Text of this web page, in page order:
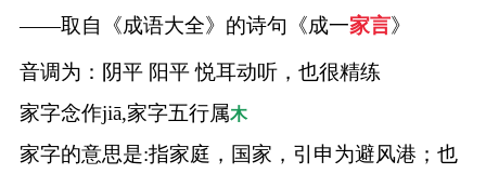
——取自《成语大全》的诗句《成一家言》
音调为：阴平 阳平 悦耳动听，也很精练
家字念作jiā,家字五行属木
家字的意思是:指家庭，国家，引申为避风港；也